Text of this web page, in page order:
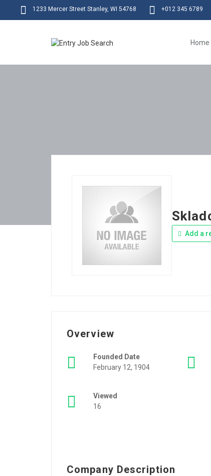
1233 Mercer Street Stanley, WI 54768 +012 345 6789
Home
Add a
Overview
Founded Date
February 12, 1904
Viewed
16
Company Description